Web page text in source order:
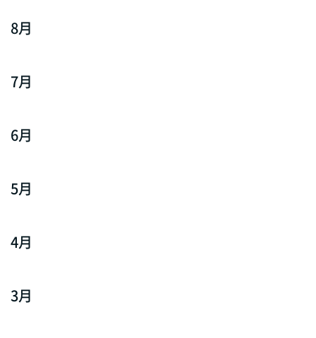
8月
7月
6月
5月
4月
3月